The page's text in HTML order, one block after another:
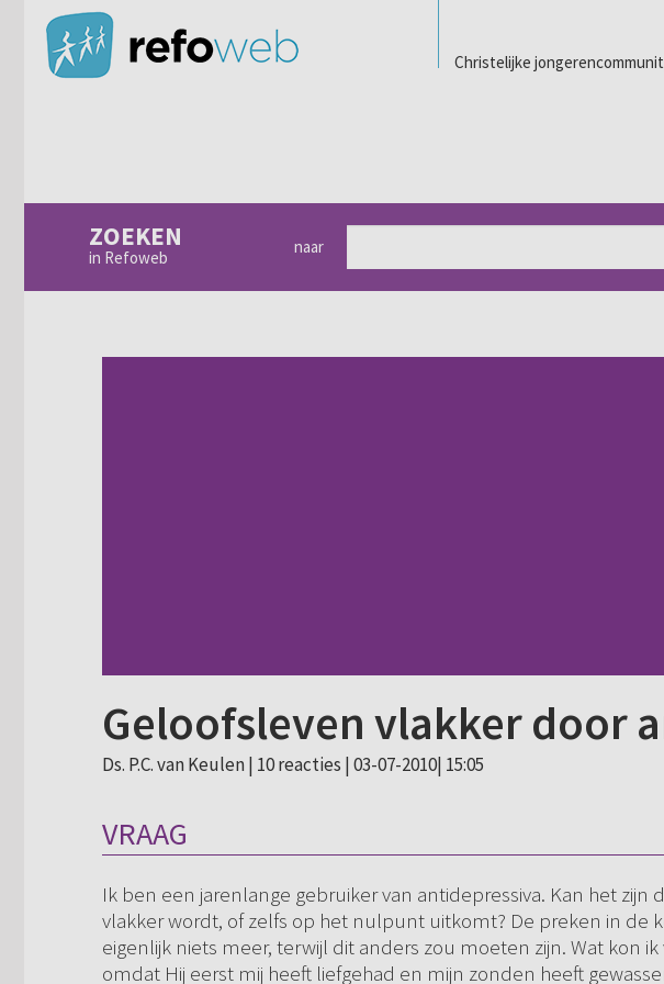
Christelijke
ZOEKEN
in Refoweb
naar
Geloofsleven vlakker door
Ds. P.C. van Keulen | 10 reacties | 03-07-2010| 15:05
VRAAG
Ik ben een jarenlange gebruiker van antidepressiva. Kan het zijn
vlakker wordt, of zelfs op het nulpunt uitkomt? De preken in de
eigenlijk niets meer, terwijl dit anders zou moeten zijn. Wat kon
omdat Hij eerst mij heeft liefgehad en mijn zonden heeft